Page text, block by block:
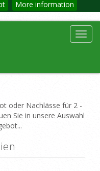
More information
oder Nachlässe für 2 -
Sie in unsere Auswahl